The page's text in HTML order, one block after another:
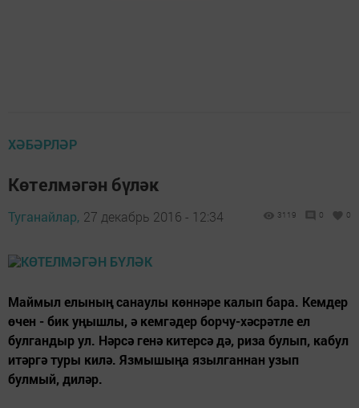
ХӘБӘРЛӘР
Көтелмәгән бүләк
Туганайлар, 27 декабрь 2016 - 12:34 3119 0 0
Маймыл елының санаулы көннәре калып бара. Кемдер
өчен - бик уңышлы, ә кемгәдер борчу-хәсрәтле ел
булгандыр ул. Нәрсә генә китерсә дә, риза булып, кабул
итәргә туры килә. Язмышыңа язылганнан узып
булмый, диләр.